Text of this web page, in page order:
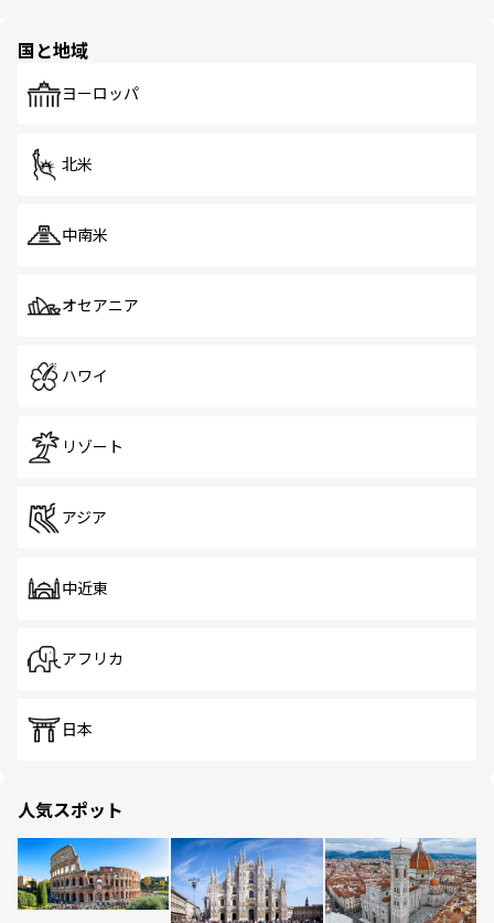
で、ホーカーズは地元の風情を楽しめる外せないスポット
国と地域
ヨーロッパ
北米
中南米
オセアニア
ハワイ
リゾート
アジア
中近東
アフリカ
日本
人気スポット